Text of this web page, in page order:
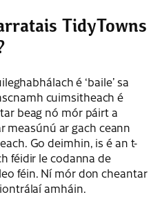
TidyTowns
é ‘baile’ sa
cuimsitheach é
beag nó mór páirt a
measúnú ar gach ceann
Go deimhin, is é an t-
féidir le codanna de
féin. Ní mór don cheantar
amháin.